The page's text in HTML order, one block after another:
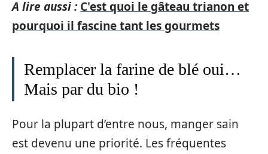
A lire aussi : C'est quoi le gâteau trianon et
pourquoi il fascine tant les gourmets
Remplacer la farine de blé oui…
Mais par du bio !
Pour la plupart d’entre nous, manger sain
est devenu une priorité. Les fréquentes